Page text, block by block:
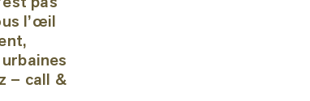
l’œil
– call &